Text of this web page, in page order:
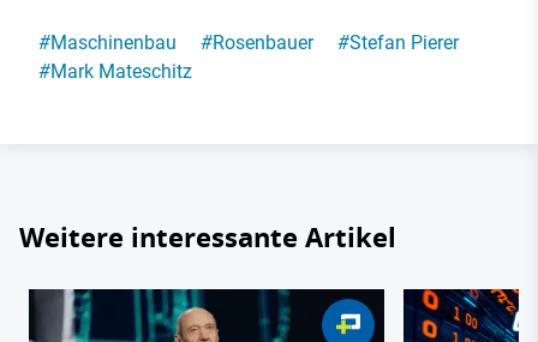
#Maschinenbau #Rosenbauer #Stefan Pierer
#Mark Mateschitz
Weitere interessante Artikel